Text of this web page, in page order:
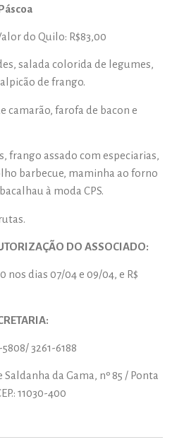
do Quilo: R$83,00
salada colorida de legumes,
de frango.
camarão, farofa de bacon e
frango assado com especiarias,
barbecue, maminha ao forno
à moda CPS.
DO ASSOCIADO:
nos dias 07/04 e 09/04, e R$
5808/ 3261-6188
da Gama, nº 85 / Ponta
11030-400